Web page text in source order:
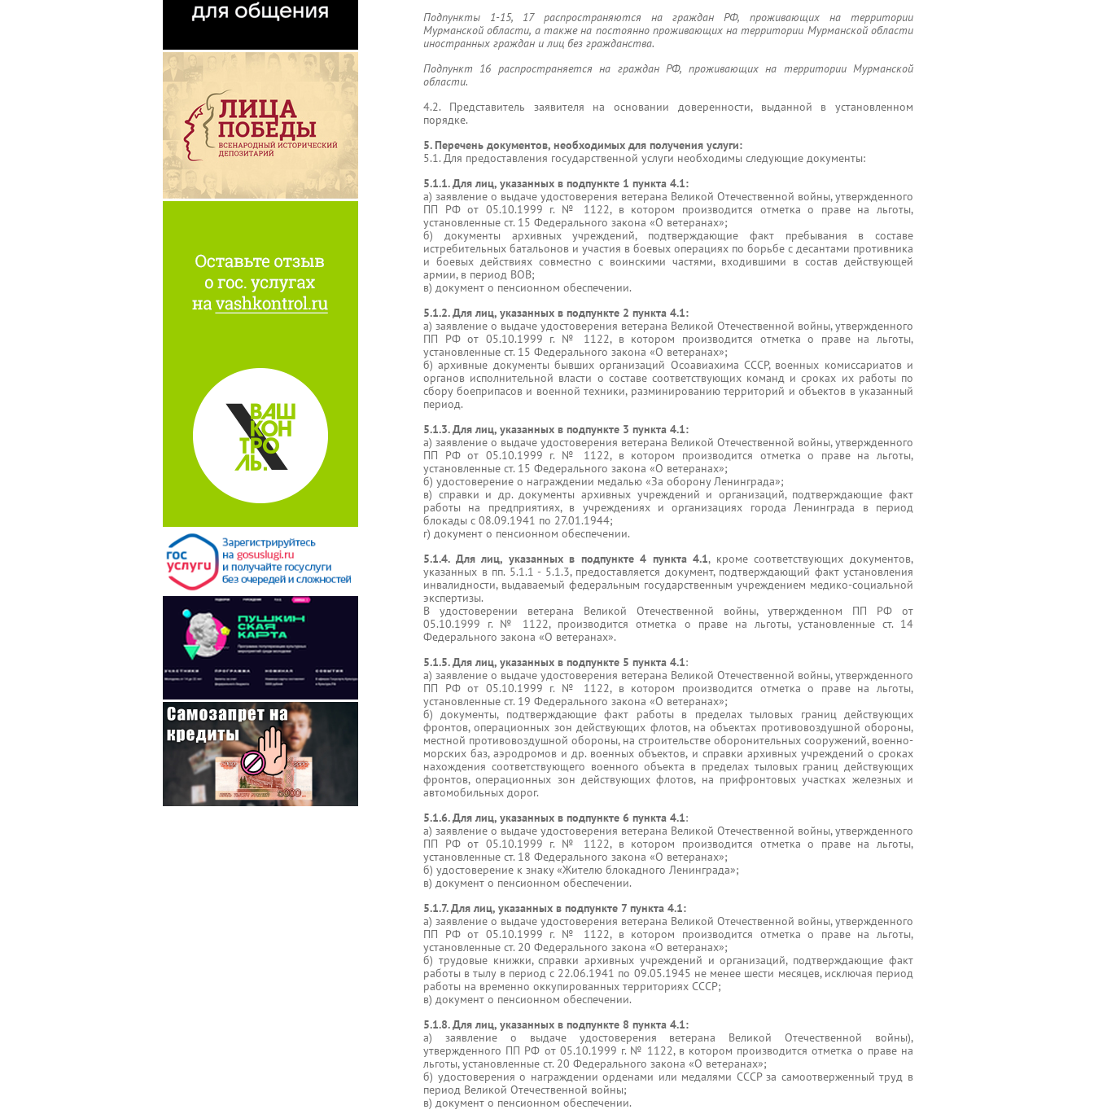
Подпункты 1-15, 17 распространяются на граждан РФ, проживающих на территории
Мурманской области, а также на постоянно проживающих на территории Мурманской области
иностранных граждан и лиц без гражданства.
Подпункт 16 распространяется на граждан РФ, проживающих на территории Мурманской
области.
4.2. Представитель заявителя на основании доверенности, выданной в установленном
порядке.
5. Перечень документов, необходимых для получения услуги:
5.1. Для предоставления государственной услуги необходимы следующие документы:
5.1.1. Для лиц, указанных в подпункте 1 пункта 4.1:
а) заявление о выдаче удостоверения ветерана Великой Отечественной войны, утвержденного
ПП РФ от 05.10.1999 г. № 1122, в котором производится отметка о праве на льготы,
установленные ст. 15 Федерального закона «О ветеранах»;
б) документы архивных учреждений, подтверждающие факт пребывания в составе
истребительных батальонов и участия в боевых операциях по борьбе с десантами противника
и боевых действиях совместно с воинскими частями, входившими в состав действующей
армии, в период ВОВ;
в) документ о пенсионном обеспечении.
5.1.2. Для лиц, указанных в подпункте 2 пункта 4.1:
а) заявление о выдаче удостоверения ветерана Великой Отечественной войны, утвержденного
ПП РФ от 05.10.1999 г. № 1122, в котором производится отметка о праве на льготы,
установленные ст. 15 Федерального закона «О ветеранах»;
б) архивные документы бывших организаций Осоавиахима СССР, военных комиссариатов и
органов исполнительной власти о составе соответствующих команд и сроках их работы по
сбору боеприпасов и военной техники, разминированию территорий и объектов в указанный
период.
5.1.3. Для лиц, указанных в подпункте 3 пункта 4.1:
а) заявление о выдаче удостоверения ветерана Великой Отечественной войны, утвержденного
ПП РФ от 05.10.1999 г. № 1122, в котором производится отметка о праве на льготы,
установленные ст. 15 Федерального закона «О ветеранах»;
б) удостоверение о награждении медалью «За оборону Ленинграда»;
в) справки и др. документы архивных учреждений и организаций, подтверждающие факт
работы на предприятиях, в учреждениях и организациях города Ленинграда в период
блокады с 08.09.1941 по 27.01.1944;
г) документ о пенсионном обеспечении.
5.1.4. Для лиц, указанных в подпункте 4 пункта 4.1, кроме соответствующих документов,
указанных в пп. 5.1.1 - 5.1.3, предоставляется документ, подтверждающий факт установления
инвалидности, выдаваемый федеральным государственным учреждением медико-социальной
экспертизы.
В удостоверении ветерана Великой Отечественной войны, утвержденном ПП РФ от
05.10.1999 г. № 1122, производится отметка о праве на льготы, установленные ст. 14
Федерального закона «О ветеранах».
5.1.5. Для лиц, указанных в подпункте 5 пункта 4.1:
а) заявление о выдаче удостоверения ветерана Великой Отечественной войны, утвержденного
ПП РФ от 05.10.1999 г. № 1122, в котором производится отметка о праве на льготы,
установленные ст. 19 Федерального закона «О ветеранах»;
б) документы, подтверждающие факт работы в пределах тыловых границ действующих
фронтов, операционных зон действующих флотов, на объектах противовоздушной обороны,
местной противовоздушной обороны, на строительстве оборонительных сооружений, военно-
морских баз, аэродромов и др. военных объектов, и справки архивных учреждений о сроках
нахождения соответствующего военного объекта в пределах тыловых границ действующих
фронтов, операционных зон действующих флотов, на прифронтовых участках железных и
автомобильных дорог.
5.1.6. Для лиц, указанных в подпункте 6 пункта 4.1:
а) заявление о выдаче удостоверения ветерана Великой Отечественной войны, утвержденного
ПП РФ от 05.10.1999 г. № 1122, в котором производится отметка о праве на льготы,
установленные ст. 18 Федерального закона «О ветеранах»;
б) удостоверение к знаку «Жителю блокадного Ленинграда»;
в) документ о пенсионном обеспечении.
5.1.7. Для лиц, указанных в подпункте 7 пункта 4.1:
а) заявление о выдаче удостоверения ветерана Великой Отечественной войны, утвержденного
ПП РФ от 05.10.1999 г. № 1122, в котором производится отметка о праве на льготы,
установленные ст. 20 Федерального закона «О ветеранах»;
б) трудовые книжки, справки архивных учреждений и организаций, подтверждающие факт
работы в тылу в период с 22.06.1941 по 09.05.1945 не менее шести месяцев, исключая период
работы на временно оккупированных территориях СССР;
в) документ о пенсионном обеспечении.
5.1.8. Для лиц, указанных в подпункте 8 пункта 4.1:
а) заявление о выдаче удостоверения ветерана Великой Отечественной войны),
утвержденного ПП РФ от 05.10.1999 г. № 1122, в котором производится отметка о праве на
льготы, установленные ст. 20 Федерального закона «О ветеранах»;
б) удостоверения о награждении орденами или медалями СССР за самоотверженный труд в
период Великой Отечественной войны;
в) документ о пенсионном обеспечении.